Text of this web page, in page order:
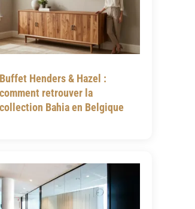
Buffet Henders & Hazel :
comment retrouver la
collection Bahia en Belgique